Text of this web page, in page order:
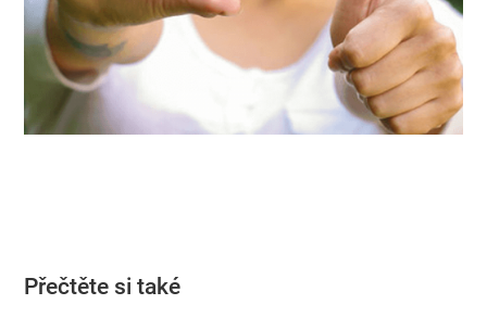
Přečtěte si také